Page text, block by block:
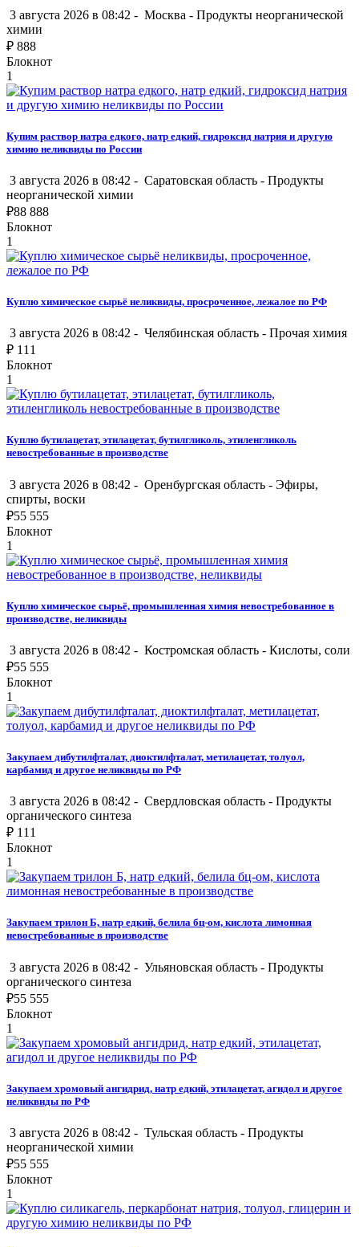
3 августа 2026 в 08:42 - Москва - Продукты неорганической
химии
₽ 888
Блокнот
1
Купим раствор натра едкого, натр едкий, гидроксид натрия и другую
химию неликвиды по России
3 августа 2026 в 08:42 - Саратовская область - Продукты
неорганической химии
₽88 888
Блокнот
1
Куплю химическое сырьё неликвиды, просроченное, лежалое по РФ
3 августа 2026 в 08:42 - Челябинская область - Прочая химия
₽ 111
Блокнот
1
Куплю бутилацетат, этилацетат, бутилгликоль, этиленгликоль
невостребованные в производстве
3 августа 2026 в 08:42 - Оренбургская область - Эфиры,
спирты, воски
₽55 555
Блокнот
1
Куплю химическое сырьё, промышленная химия невостребованное в
производстве, неликвиды
3 августа 2026 в 08:42 - Костромская область - Кислоты, соли
₽55 555
Блокнот
1
Закупаем дибутилфталат, диоктилфталат, метилацетат, толуол,
карбамид и другое неликвиды по РФ
3 августа 2026 в 08:42 - Свердловская область - Продукты
органического синтеза
₽ 111
Блокнот
1
Закупаем трилон Б, натр едкий, белила бц-ом, кислота лимонная
невостребованные в производстве
3 августа 2026 в 08:42 - Ульяновская область - Продукты
органического синтеза
₽55 555
Блокнот
1
Закупаем хромовый ангидрид, натр едкий, этилацетат, агидол и другое
неликвиды по РФ
3 августа 2026 в 08:42 - Тульская область - Продукты
неорганической химии
₽55 555
Блокнот
1